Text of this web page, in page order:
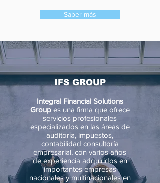
Saber más
IFS GROUP
Integral Financial Solutions
Groupes una firma que ofrece
servicios profesionales
especializados en las áreas de
auditoría, impuestos,
contabilidad consultoría
empresarial, con varios años
de experiencia adquiridos en
importantes empresas
nacionales y multinacionales en